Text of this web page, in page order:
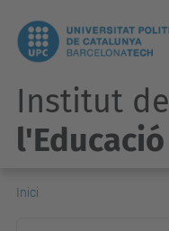
Institut de
l'Educació
Inici